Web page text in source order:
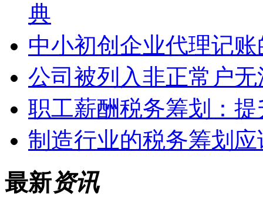
典
中小初创企业代理记
公司被列入非正常户
职工薪酬税务筹划：
制造行业的税务筹划
最新资讯